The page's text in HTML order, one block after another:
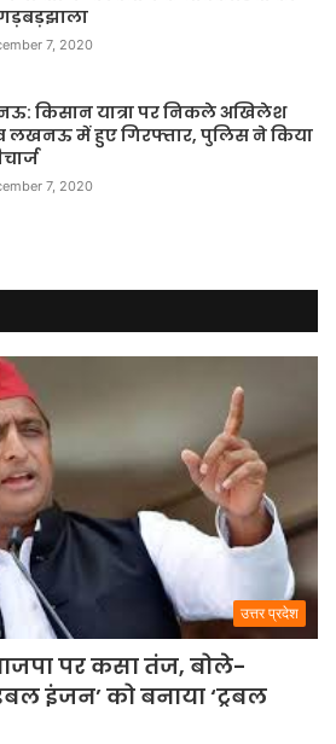
7, 2020
किसान यात्रा पर निकले अखिलेश
लखनऊ में हुए गिरफ्तार, पुलिस ने किया
7, 2020
उत्तर प्रदेश
पर कसा तंज, बोले-
इंजन’ को बनाया ‘ट्रबल